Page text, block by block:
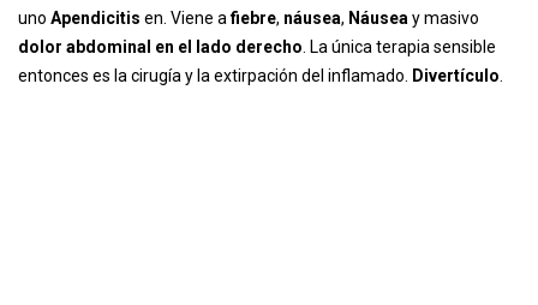
uno Apendicitis en. Viene afiebre, náusea, Náusea y masivo
dolor abdominal en el lado derecho . La única terapia sensible
entonces es la cirugía y la extirpación del inflamado.
Divertículo